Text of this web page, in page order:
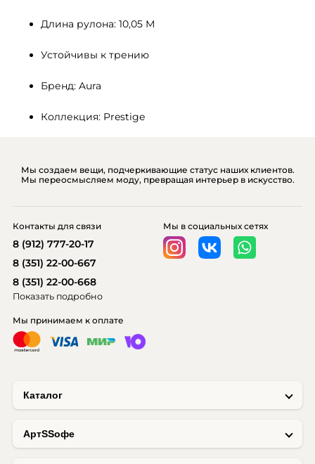
Длина рулона: 10,05 М
Устойчивы к трению
Бренд: Aura
Коллекция: Prestige
Мы создаем вещи, подчеркивающие статус наших клиентов.
Мы переосмысляем моду, превращая интерьер в искусство.
Каталог
AртSSофе
Мы принимаем к оплате
Мы в социальных сетях
Контакты для связи
8 (912) 777-20-17
8 (351) 22-00-667
8 (351) 22-00-668
Показать подробно